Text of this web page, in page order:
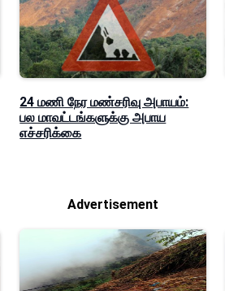
24 மணி நேர மண்சரிவு அபாயம்:
பல மாவட்டங்களுக்கு அபாய
எச்சரிக்கை
Advertisement